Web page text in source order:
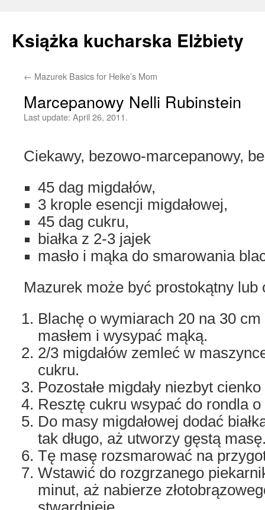
Książka kucharska Elżbiety
Skip
← Mazurek Basics for Heike’s Mom
Marcepanowy Nelli Rubinstein
Last update: April 26, 2011.
Ciekawy, bezowo-marcepanowy,
45 dag migdałów,
3 krople esencji migdałowej,
45 dag cukru,
białka z 2-3 jajek
masło i mąka do smarowania
Mazurek może być prostokątny lub
Blachę o wymiarach 20 na 30
masłem i wysypać mąką.
2/3 migdałów zemleć w
cukru.
Pozostałe migdały niezbyt
Resztę cukru wsypać do rondla
Do masy migdałowej dodać
tak długo, aż utworzy gęstą
Tę masę rozsmarować na
Wstawić do rozgrzanego
minut, aż nabierze